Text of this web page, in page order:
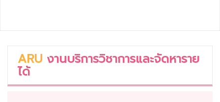
ARU งานบริการวิชาการและจัดหาราย
ได้